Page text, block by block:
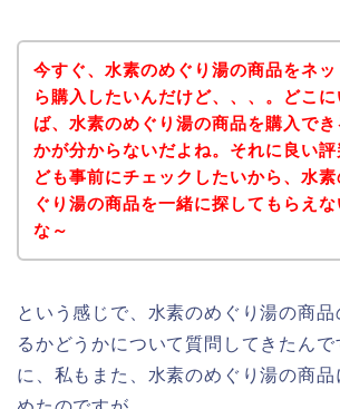
今すぐ、水素のめぐり湯の商品をネ
ら購入したいんだけど、、、。どこに
ば、水素のめぐり湯の商品を購入でき
かが分からないだよね。それに良い評
ども事前にチェックしたいから、水素
ぐり湯の商品を一緒に探してもらえ
な～
という感じで、水素のめぐり湯の商品
るかどうかについて質問してきたん
に、私もまた、水素のめぐり湯の商